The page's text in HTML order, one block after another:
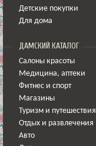
Детские покупки
Для дома
ДАМСКИЙ КАТАЛОГ
Салоны красоты
Медицина, аптеки
Фитнес и спорт
Магазины
Туризм и путешествия
Отдых и развлечения
Авто